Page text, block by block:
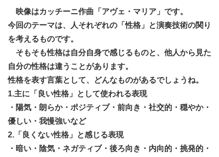
映像はカッチーニ作曲「アヴェ・マリア」です。
今回のテーマは、人それぞれの「性格」と演奏技術の関り
を考えるものです。
そもそも性格は自分自身で感じるものと、他人から見た
自分の性格は違うことがあります。
性格を表す言葉として、どんなものがあるでしょうね。
1.主に「良い性格」として使われる表現
・陽気・朗らか・ポジティブ・前向き・社交的・穏やか・
優しい・我慢強いなど
2.「良くない性格」と感じる表現
・暗い・陰気・ネガティブ・後ろ向き・内向的・挑発的・